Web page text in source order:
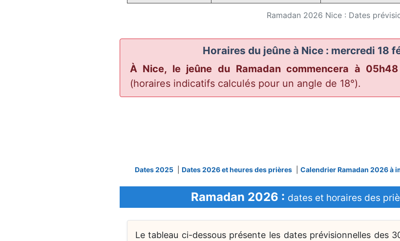
Ramadan 2026 Nice : Dates
Horaires du jeûne à Nice : mercredi 18
À Nice, le jeûne du Ramadan commencera à 05h48
(horaires indicatifs calculés pour un angle de 18°).
Dates 2025 Dates 2026 et heures des prières Calendrier Ramadan 2026 à
Ramadan 2026 : dates et horaires des
Le tableau ci-dessous présente les dates prévisionnelles des